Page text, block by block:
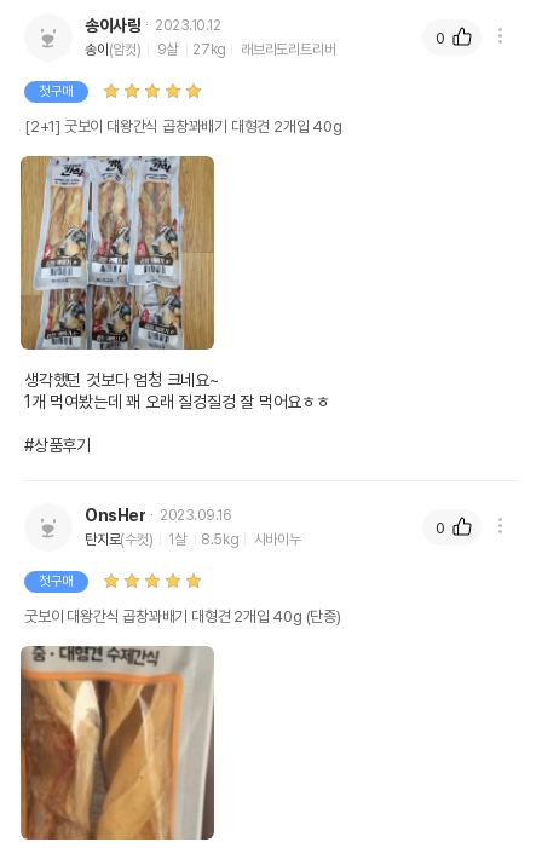
송이사랑
2023.10.12
송이 (암컷) 9살 27kg 래브라도리트리버
첫구매
[2+1] 굿보이 대왕간식 곱창꽈배기 대형견 2개입 40g
생각했던 것보다 엄청 크네요~
1개 먹여봤는데 꽤 오래 질겅질겅 잘 먹어요ㅎㅎ
#상품후기
0
OnsHer
2023.09.16
탄지로(수컷) 1살 8.5kg 시바이누
첫구매
굿보이 대왕간식 곱창꽈배기 대형견 2개입 40g (단종)
0